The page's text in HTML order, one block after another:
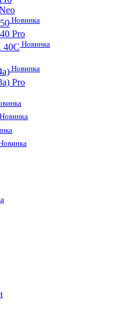
Новинка
Pro
40C Новинка
Новинка
Pro
Новинка